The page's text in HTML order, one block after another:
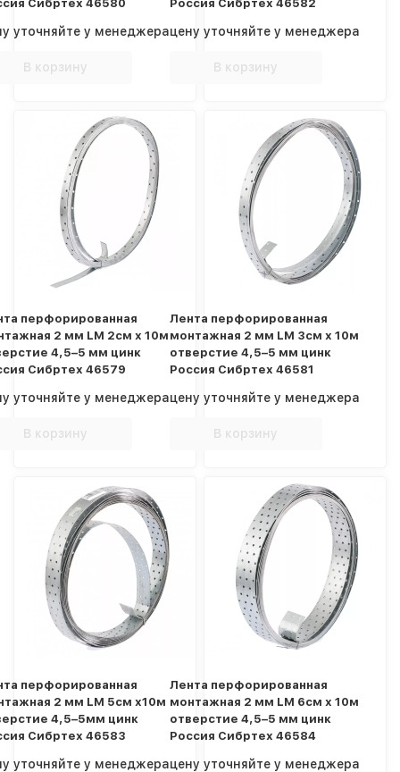
Сибртех 46580
уточняйте у менеджера
В корзину
Россия Сибртех 46582
цену уточняйте у менеджера
В корзину
перфорированная
2 мм LM 2см х 10м
4,5–5 мм цинк
Сибртех 46579
уточняйте у менеджера
В корзину
Лента перфорированная
монтажная 2 мм LM 3см х 10м
отверстие 4,5–5 мм цинк
Россия Сибртех 46581
цену уточняйте у менеджера
В корзину
перфорированная
2 мм LM 5см х10м
4,5–5мм цинк
Сибртех 46583
уточняйте у менеджера
Лента перфорированная
монтажная 2 мм LM 6см х 10м
отверстие 4,5–5 мм цинк
Россия Сибртех 46584
цену уточняйте у менеджера